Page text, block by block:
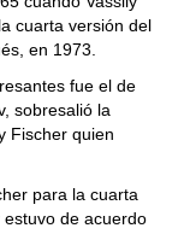
cuarta versión del
en 1973.
fue el de
sobresalió la
Fischer quien
para la cuarta
de acuerdo